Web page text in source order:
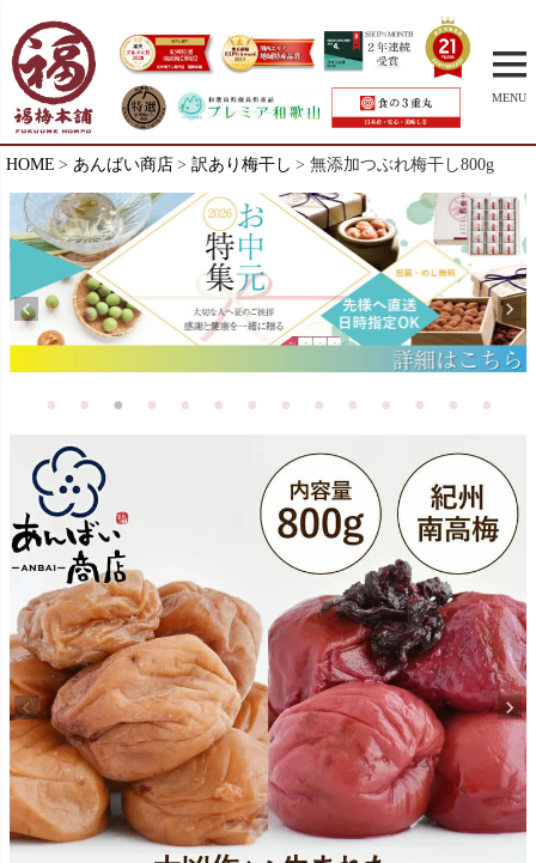
MENU
HOME あんばい商店 訳あり梅干し 無添加つぶれ梅干し800g